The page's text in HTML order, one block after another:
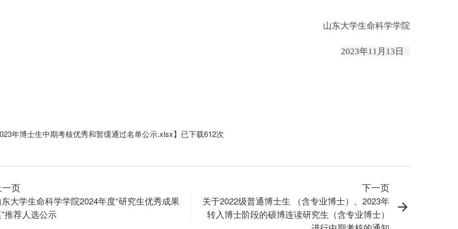
山东大学生命科学学院
2023年11 月 13 日
年博士生中期考核优秀和暂缓通过名单公示.xlsx】已下载612次
页
大学生命科学学院2024年度“研究生优秀成果
推荐人选公示
下一页
关于2022级普通博士生 （含专业博士）、2023年
转入博士阶段的硕博连读研究生（含专业博士）